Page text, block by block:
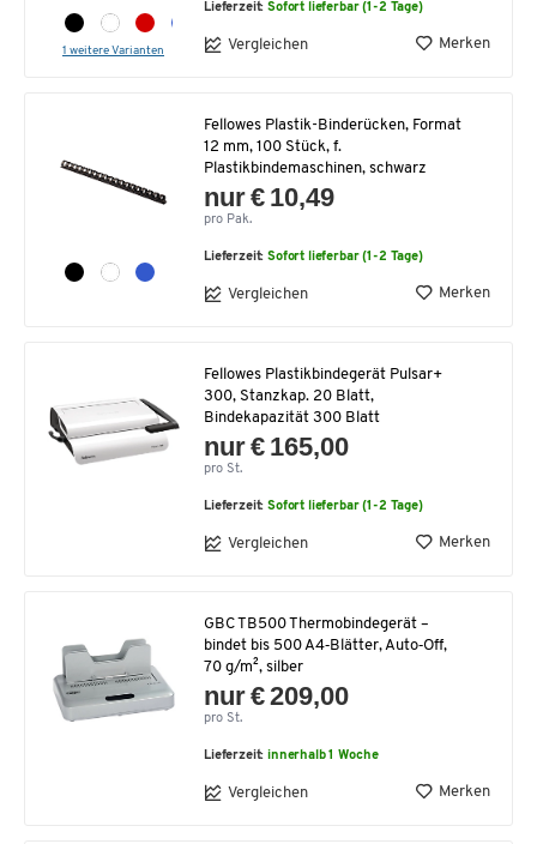
1 weitere Varianten
Lieferzeit:Sofort lieferbar (1-2 Tage)
Vergleichen Merken
Fellowes Plastik-Binderücken, Format
12 mm, 100 Stück, f.
Plastikbindemaschinen, schwarz
nur € 10,49
pro Pak.
Lieferzeit:Sofort lieferbar (1-2 Tage)
Vergleichen Merken
Fellowes Plastikbindegerät Pulsar+
300, Stanzkap. 20 Blatt,
Bindekapazität 300 Blatt
nur € 165,00
pro St.
Lieferzeit:Sofort lieferbar (1-2 Tage)
Vergleichen Merken
GBC TB500 Thermobindegerät –
bindet bis 500 A4‑Blätter, Auto‑Off,
70 g/m², silber
nur € 209,00
pro St.
Lieferzeit:innerhalb 1 Woche
Vergleichen Merken